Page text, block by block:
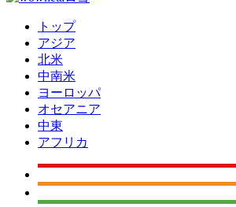
トップ
アジア
北米
中南米
ヨーロッパ
オセアニア
中東
アフリカ